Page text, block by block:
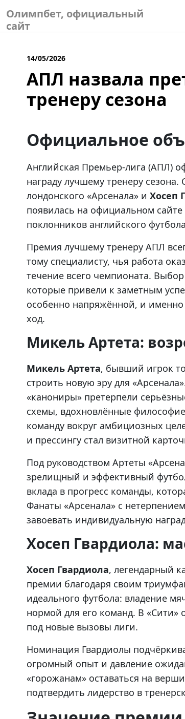
to
content
Олимпбет, официальный
сайт
14/05/2026
АПЛ назвала
тренеру сезона
Официальное
Английская Премьер-лига (АПЛ)
награду лучшему тренеру
лондонского «Арсенала» и Хосеп
появилась на официальном
поклонников английского
Премия лучшему тренеру АПЛ
тому специалисту, чья работа
течение всего чемпионата.
которые привели к заметным
особенно напряжённой, и именно
ход.
Микель Артета:
Микель Артета, бывший игрок
строить новую эру для
«канониры» претерпели
схемы, вдохновлённые
команду вокруг амбициозных
и прессингу стал визитной
Под руководством Артеты
зрелищный и эффективный
вклада в прогресс команды,
Фанаты «Арсенала» с
завоевать индивидуальную
Хосеп Гвардиола:
Хосеп Гвардиола, легендарный
премии благодаря своим
идеального футбола: владение
нормой для его команд. В «Сити»
под новые вызовы лиги.
Номинация Гвардиолы
огромный опыт и давление
«горожанам» оставаться на
подтвердить лидерство в